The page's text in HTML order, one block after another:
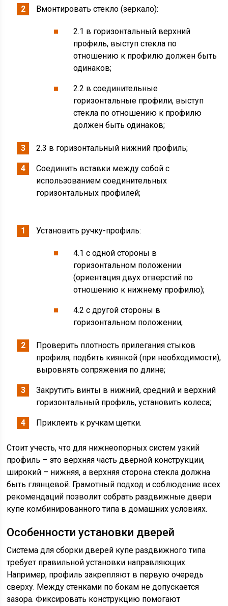
Вмонтировать стекло (зеркало):
2.1 в горизонтальный верхний
профиль, выступ стекла по
отношению к профилю должен быть
одинаков;
2.2 в соединительные
горизонтальные профили, выступ
стекла по отношению к профилю
должен быть одинаков;
2.3 в горизонтальный нижний профиль;
Соединить вставки между собой с
использованием соединительных
горизонтальных профилей;
Установить ручку-профиль:
4.1 с одной стороны в
горизонтальном положении
(ориентация двух отверстий по
отношению к нижнему профилю);
4.2 с другой стороны в
горизонтальном положении;
Проверить плотность прилегания стыков
профиля, подбить киянкой (при необходимости),
выровнять сопряжения по длине;
Закрутить винты в нижний, средний и верхний
горизонтальный профиль, установить колеса;
Приклеить к ручкам щетки.
Стоит учесть, что для нижнеопорных систем узкий
профиль – это верхняя часть дверной конструкции,
широкий – нижняя, а верхняя сторона стекла должна
быть глянцевой. Грамотный подход и соблюдение всех
рекомендаций позволит собрать раздвижные двери
купе комбинированного типа в домашних условиях.
Особенности установки дверей
Система для сборки дверей купе раздвижного типа
требует правильной установки направляющих.
Например, профиль закрепляют в первую очередь
сверху. Между стенками по бокам не допускается
зазора. Фиксировать конструкцию помогают